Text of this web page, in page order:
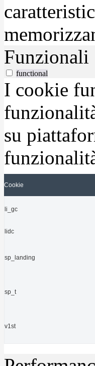
Funzionali
functional
I cookie
su
Cookie
li_gc
lidc
sp_landing
sp_t
v1st